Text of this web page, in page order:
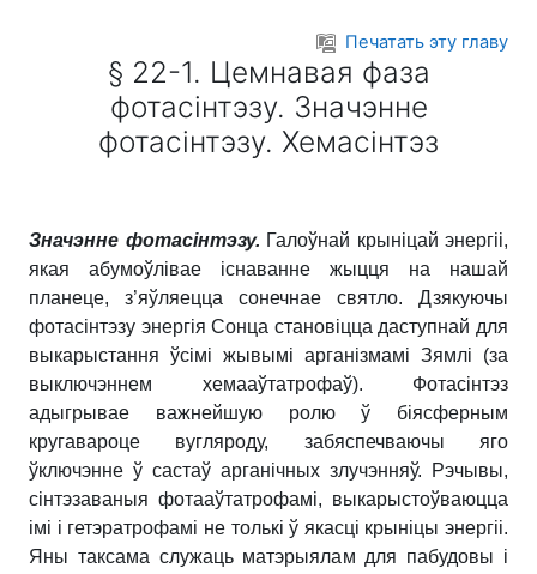
Печатать эту главу
§ 22-1. Цемнавая фаза
фотасінтэзу. Значэнне
фотасінтэзу. Хемасінтэз
Значэнне фотасінтэзу. Галоўнай крыніцай энергіі,
якая абумоўлівае існаванне жыцця на нашай
планеце, з’яўляецца сонечнае святло. Дзякуючы
фотасінтэзу энергія Сонца становіцца даступнай для
выкарыстання ўсімі жывымі арганізмамі Зямлі (за
выключэннем хемааўтатрофаў). Фотасінтэз
адыгрывае важнейшую ролю ў біясферным
кругавароце вугляроду, забяспечваючы яго
ўключэнне ў састаў арганічных злучэнняў. Рэчывы,
сінтэзаваныя фотааўтатрофамі, выкарыстоўваюцца
імі і гетэратрофамі не толькі ў якасці крыніцы энергіі.
Яны таксама служаць матэрыялам для пабудовы і